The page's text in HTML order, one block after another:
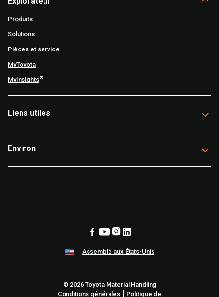
Produits
Solutions
Pièces et service
MyToyota
MyInsights®
Liens utiles
Environ
Assemblé aux États-Unis
© 2026 Toyota Material Handling
Conditions générales | Politique de